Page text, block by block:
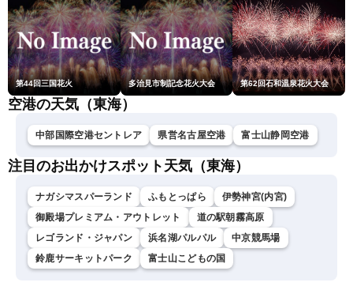
第44回三国花火 多治見市制記念花火大会 第62回石和温泉花火大会
空港の天気（東海）
中部国際空港セントレア 県営名古屋空港 富士山静岡空港
注目のお出かけスポット天気（東海）
ナガシマスパーランド ふもとっぱら
伊勢神宮(内宮)
御殿場プレミアム・アウトレット
道の駅朝霧高原
レゴランド・ジャパン
浜名湖パルパル
中京競馬場
鈴鹿サーキットパーク
富士山こどもの国